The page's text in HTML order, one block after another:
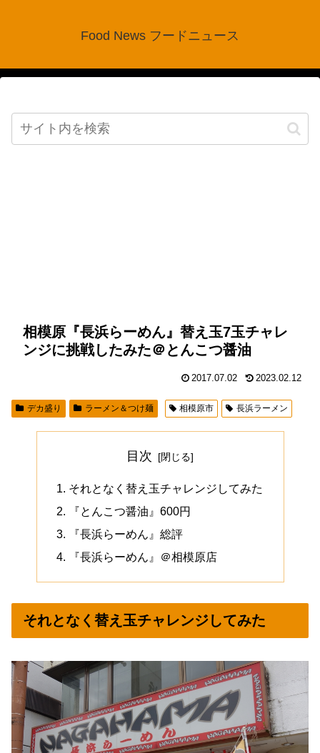
Food News フードニュース
相模原『長浜らーめん』替え玉7玉チャレ
ンジに挑戦したみた＠とんこつ醤油
2017.07.02 2023.02.12
デカ盛り ラーメン＆つけ麺 相模原市 長浜ラーメン
目次
それとなく替え玉チャレンジしてみた
『とんこつ醤油』600円
『長浜らーめん』総評
『長浜らーめん』＠相模原店
それとなく替え玉チャレンジしてみた